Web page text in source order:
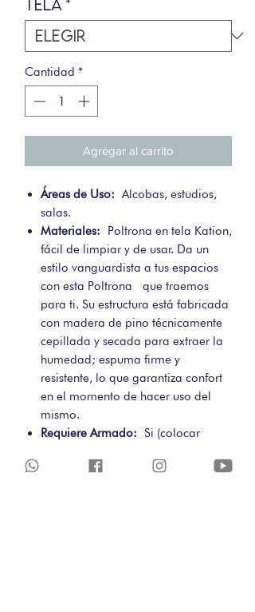
Tela *
Cantidad *
Agregar al carrito
Áreas de Uso: Alcobas, estudios,
salas.
Materiales: Poltrona en tela Kation,
fácil de limpiar y de usar. Da un
estilo vanguardista a tus espacios
con esta Poltrona que traemos
para ti. Su estructura está fabricada
con madera de pino técnicamente
cepillada y secada para extraer la
humedad; espuma firme y
resistente, lo que garantiza confort
en el momento de hacer uso del
mismo.
Requiere Armado: Si (colocar
(Sujeto a disponibilidad)